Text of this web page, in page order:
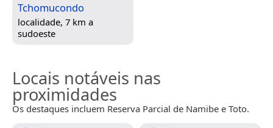
Tchomucondo
localidade, 7 km a
sudoeste
Locais notáveis nas
proximidades
Os destaques incluem Reserva Parcial de Namibe e Toto.